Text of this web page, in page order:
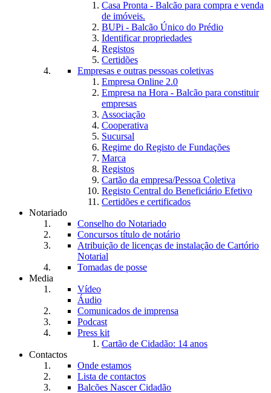
Casa Pronta - Balcão para compra e venda
de imóveis.
BUPi - Balcão Único do Prédio
Identificar propriedades
Registos
Certidões
Empresas e outras pessoas coletivas
Empresa Online 2.0
Empresa na Hora - Balcão para constituir
empresas
Associação
Cooperativa
Sucursal
Regime do Registo de Fundações
Marca
Registos
Cartão da empresa/Pessoa Coletiva
Registo Central do Beneficiário Efetivo
Certidões e certificados
Notariado
Conselho do Notariado
Concursos título de notário
Atribuição de licenças de instalação de Cartório
Notarial
Tomadas de posse
Media
Vídeo
Áudio
Comunicados de imprensa
Podcast
Press kit
Cartão de Cidadão: 14 anos
Contactos
Onde estamos
Lista de contactos
Balcões Nascer Cidadão